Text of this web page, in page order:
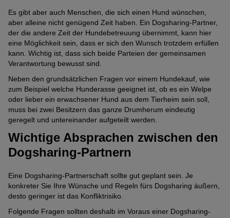
Es gibt aber auch Menschen, die sich einen Hund wünschen,
aber alleine nicht genügend Zeit haben. Ein Dogsharing-Partner,
der die andere Zeit der Hundebetreuung übernimmt, kann hier
eine Möglichkeit sein, dass er sich den Wunsch trotzdem erfüllen
kann. Wichtig ist, dass sich beide Parteien der gemeinsamen
Verantwortung bewusst sind.
Neben den grundsätzlichen Fragen vor einem Hundekauf, wie
zum Beispiel welche Hunderasse geeignet ist, ob es ein Welpe
oder lieber ein erwachsener Hund aus dem Tierheim sein soll,
muss bei zwei Besitzern das ganze Drumherum eindeutig
geregelt und untereinander aufgeteilt werden.
Wichtige Absprachen zwischen den
Dogsharing-Partnern
Eine Dogsharing-Partnerschaft sollte gut geplant sein. Je
konkreter Sie Ihre Wünsche und Regeln fürs Dogsharing äußern,
desto geringer ist das Konfliktrisiko.
Folgende Fragen sollten deshalb im Voraus einer Dogsharing-